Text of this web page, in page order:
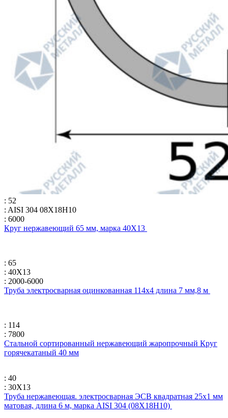
: 52
: AISI 304 08Х18Н10
: 6000
Круг нержавеющий 65 мм, марка 40Х13
: 65
: 40Х13
: 2000-6000
Труба электросварная оцинкованная 114х4 длина 7 мм,8 м
: 114
: 7800
Стальной сортированный нержавеющий жаропрочный Круг
горячекатаный 40 мм
: 40
: 30Х13
Труба нержавеющая. электросварная ЭСВ квадратная 25х1 мм
матовая, длина 6 м, марка AISI 304 (08Х18Н10)